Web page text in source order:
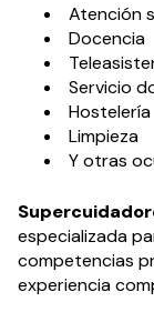
Atención
Docencia
Servicio
Hostelería
Limpieza
Y otras
especializada
competencias
experiencia